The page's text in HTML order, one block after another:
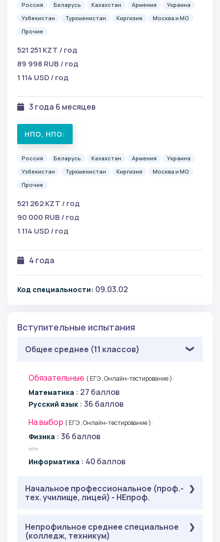
Россия Беларусь Казахстан Армения
Украина
Узбекистан
Туркменистан Киргизия
Москва и МО
Прочие
521 251 KZT / год
89 998 RUB / год
1 114 USD / год
3 года 6 месяцев
НПО, НПО:
Россия Беларусь Казахстан Армения
Украина
Узбекистан
Туркменистан Киргизия
Москва и МО
Прочие
521 262 KZT / год
90 000 RUB / год
1 114 USD / год
4 года
Код специальности: 09.03.02
Вступительные испытания
Общее среднее (11 классов)
Обязательные ( ЕГЭ , Онлайн-тестирование ):
Математика : 27 баллов
Русский язык : 36 баллов
На выбор ( ЕГЭ , Онлайн-тестирование ):
Физика : 36 баллов
или
Информатика : 40 баллов
Начальное профессиональное (проф.-
тех. училище, лицей) - НЕпроф.
Обязательные ( ЕГЭ ):
Математика: 27 баллов
Непрофильное среднее специальное
(колледж, техникум)